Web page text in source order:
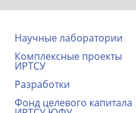
Научные лаборатории
Комплексные проекты
ИРТСУ
Разработки
Фонд целевого капитала